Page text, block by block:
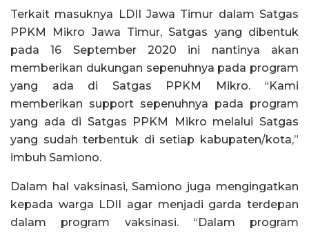
Terkait masuknya LDII Jawa Timur dalam Satgas
PPKM Mikro Jawa Timur, Satgas yang dibentuk
pada 16 September 2020 ini nantinya akan
memberikan dukungan sepenuhnya pada program
yang ada di Satgas PPKM Mikro. “Kami
memberikan support sepenuhnya pada program
yang ada di Satgas PPKM Mikro melalui Satgas
yang sudah terbentuk di setiap kabupaten/kota,”
imbuh Samiono.
Dalam hal vaksinasi, Samiono juga mengingatkan
kepada warga LDII agar menjadi garda terdepan
dalam program vaksinasi. “Dalam program